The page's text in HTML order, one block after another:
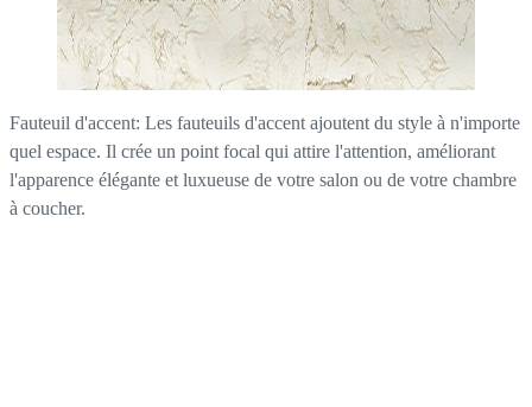
Fauteuil d'accent: Les fauteuils d'accent ajoutent du style à n'importe
quel espace. Il crée un point focal qui attire l'attention, améliorant
l'apparence élégante et luxueuse de votre salon ou de votre chambre
à coucher.